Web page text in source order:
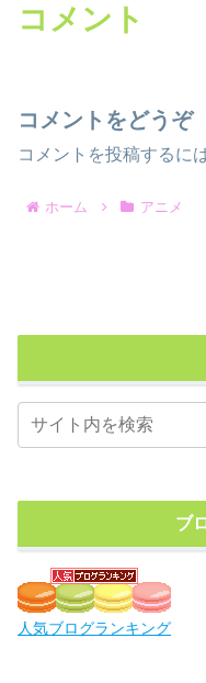
コメント
コメントをどうぞ
コメントを投稿するに
ホーム アニメ
ブ
人気ブログランキング